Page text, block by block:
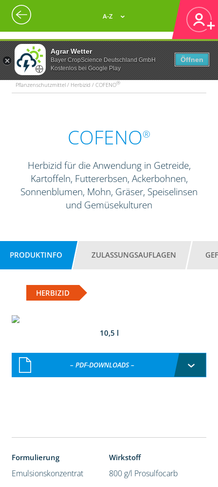
Agrar Wetter
Bayer CropScience Deutschland GmbH
Kostenlos bei Google Play
Öffnen
A-Z
Pflanzenschutzmittel / Herbizid / COFENO®
COFENO®
Herbizid für die Anwendung in Getreide,
Kartoffeln, Futtererbsen, Ackerbohnen,
Sonnenblumen, Mohn, Gräser, Speiselinsen
und Gemüsekulturen
PRODUKTINFO ZULASSUNGSAUFLAGEN
HERBIZID
10,5 l
– PDF-DOWNLOADS –
Formulierung
Emulsionskonzentrat
Wirkstoff
800 g/l Prosulfocarb